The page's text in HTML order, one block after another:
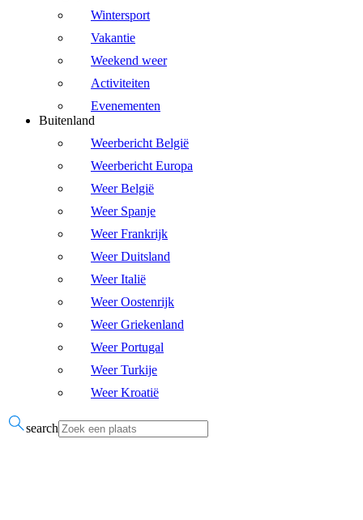
Wintersport
Vakantie
Weekend weer
Activiteiten
Evenementen
Buitenland
Weerbericht België
Weerbericht Europa
Weer België
Weer Spanje
Weer Frankrijk
Weer Duitsland
Weer Italië
Weer Oostenrijk
Weer Griekenland
Weer Portugal
Weer Turkije
Weer Kroatië
search